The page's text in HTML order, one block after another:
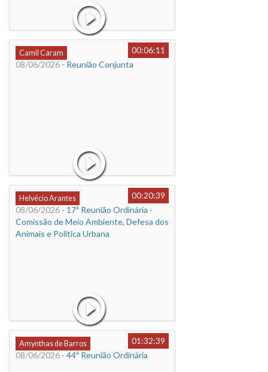
Camil Caram
00:06:11
08/06/2026 - Reunião Conjunta
Helvécio Arantes
00:20:39
08/06/2026 - 17ª Reunião Ordinária -
Comissão de Meio Ambiente, Defesa dos
Animais e Política Urbana
Amynthas de Barros
01:32:39
08/06/2026 - 44ª Reunião Ordinária